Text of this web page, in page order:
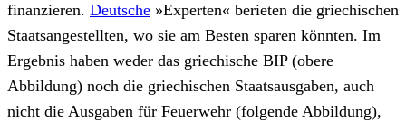
finanzieren. Deutsche »Experten« berieten die griechischen
Staatsangestellten, wo sie am Besten sparen könnten. Im
Ergebnis haben weder das griechische BIP (obere
Abbildung) noch die griechischen Staatsausgaben, auch
nicht die Ausgaben für Feuerwehr (folgende Abbildung),